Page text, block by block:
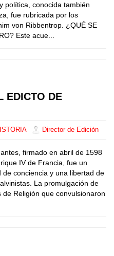
política, conocida también
fue rubricada por los
von Ribbentrop. ¿QUÉ SE
Este acue...
EDICTO DE
Director de Edición
firmado en abril de 1598
IV de Francia, fue un
conciencia y una libertad de
La promulgación de
Religión que convulsionaron